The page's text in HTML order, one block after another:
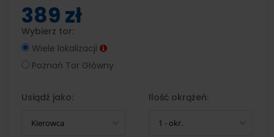
389 zł
Wybierz tor:
Wiele lokalizacji
Poznań Tor Główny
Usiądź jako:
Kierowca
Ilość okrążeń:
1 - okr.